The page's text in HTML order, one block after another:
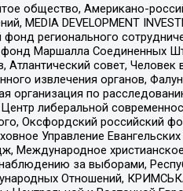
общество, Американо-
DEVELOPMENT
регионального
Маршалла Соединенных
совет, Человек
извлечения органов,
организация по
либеральной
Оксфордский российский
Управление Евангельских
Международное
наблюдению за выборами,
Отношений,